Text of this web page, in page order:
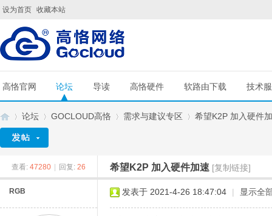
设为首页 收藏本站
高恪官网 论坛 导读 高恪硬件 软路由下载 技术
»
论坛
›
GOCLOUD高恪
›
需求与建议专区
›
希望K2P 加入硬件
查看: 47280 回复: 26 希望K2P 加入硬件加速 [复制链接]
RGB 发表于 2021-4-26 18:47:04 | 显示全